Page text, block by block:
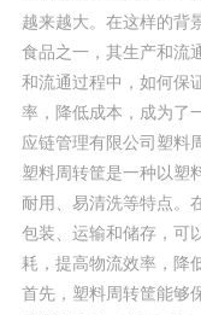
越来越大。在这样的背
食品之一，其生产和流
和流通过程中，如何保
率，降低成本，成为了
应链管理有限公司塑料
塑料周转筐是一种以塑
耐用、易清洗等特点。
包装、运输和储存，可
耗，提高物流效率，降
首先，塑料周转筐能够